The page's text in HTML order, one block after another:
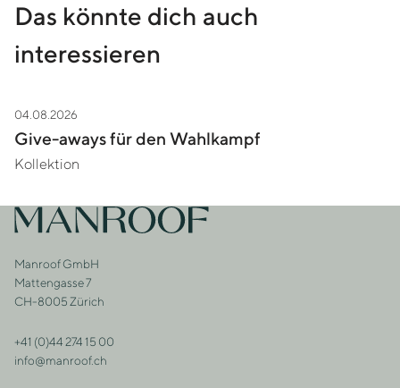
Das könnte dich auch
interessieren
Zur Story Give-aways für den Wahlkampf
04.08.2026
Give-aways für den Wahlkampf
Kollektion
Footer
Zur Startseite
Adresse
Manroof GmbH
Mattengasse 7
CH-8005 Zürich
Kontakt
+41 (0)44 274 15 00
info@manroof.ch